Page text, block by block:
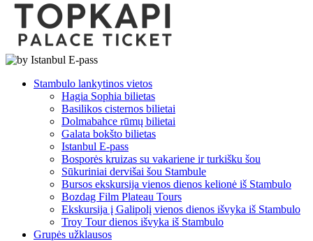
Stambulo lankytinos vietos
Hagia Sophia bilietas
Basilikos cisternos bilietai
Dolmabahce rūmų bilietai
Galata bokšto bilietas
Istanbul E-pass
Bosporės kruizas su vakariene ir turkišku šou
Sūkuriniai dervišai šou Stambule
Bursos ekskursija vienos dienos kelionė iš Stambulo
Bozdag Film Plateau Tours
Ekskursija į Galipolį vienos dienos išvyka iš Stambulo
Troy Tour dienos išvyka iš Stambulo
Grupės užklausos